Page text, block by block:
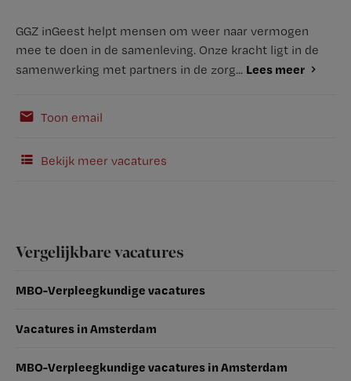
GGZ inGeest helpt mensen om weer naar vermogen
mee te doen in de samenleving. Onze kracht ligt in de
samenwerking met partners in de zorg... Lees meer
Toon email
Bekijk meer vacatures
Vergelijkbare vacatures
MBO-Verpleegkundige vacatures
Vacatures in Amsterdam
MBO-Verpleegkundige vacatures in Amsterdam